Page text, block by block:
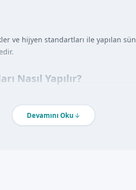
ve hijyen standartları ile yapılan
Nasıl Yapılır?
yapılır.
Devamını Oku